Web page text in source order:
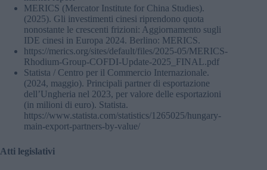
MERICS (Mercator Institute for China Studies).
(2025). Gli investimenti cinesi riprendono quota
nonostante le crescenti frizioni: Aggiornamento sugli
IDE cinesi in Europa 2024. Berlino: MERICS.
https://merics.org/sites/default/files/2025-05/MERICS-
Rhodium-Group-COFDI-Update-2025_FINAL.pdf
Statista / Centro per il Commercio Internazionale.
(2024, maggio). Principali partner di esportazione
dell’Ungheria nel 2023, per valore delle esportazioni
(in milioni di euro). Statista.
https://www.statista.com/statistics/1265025/hungary-
main-export-partners-by-value/
Atti legislativi